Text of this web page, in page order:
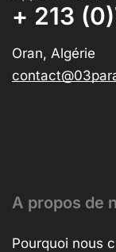
+ 213
Oran, Algérie
A propos de
Pourquoi nous